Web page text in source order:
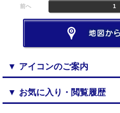
前へ 1
▼ アイコンのご案内
▼ お気に入り・閲覧履歴